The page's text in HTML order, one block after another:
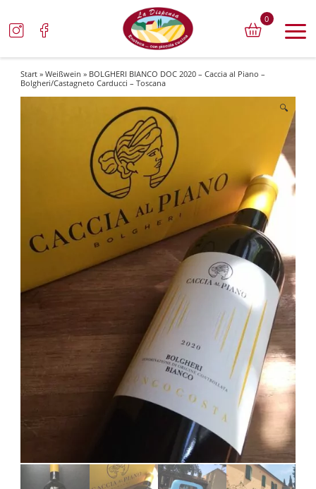
0
Start »Weißwein » BOLGHERI BIANCO DOC 2020 – Caccia al Piano –
Bolgheri/Castagneto Carducci – Toscana
🔍